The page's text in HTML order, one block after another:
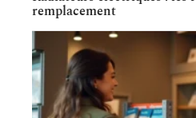
remplacement